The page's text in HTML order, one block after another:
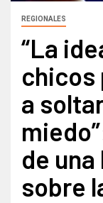
REGIONALES
“La
chicos
a
de
sobre